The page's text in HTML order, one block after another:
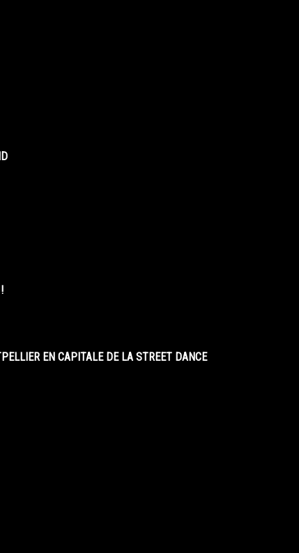
EN CAPITALE DE LA STREET DANCE